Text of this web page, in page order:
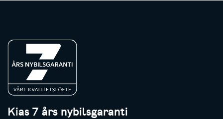
Kias 7 års nybilsgaranti